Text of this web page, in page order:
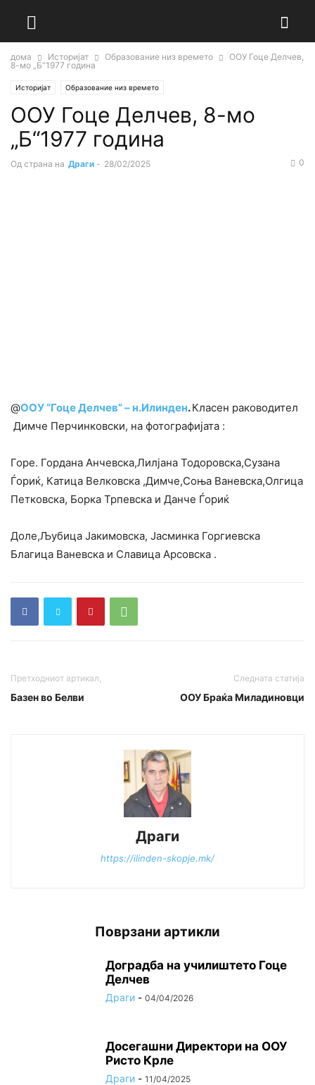
дома Историјат Образование низ времето
ООУ Гоце Делчев,
8-мо „Б“1977 година
Историјат Образование низ времето
ООУ Гоце Делчев, 8-мо
„Б“1977 година
Од страна на Драги - 28/02/2025 0
@OOУ “Гоце Делчев” – н.Илинден.Класен раководител
Димче Перчинковски, на фотографијата :
Горе. Гордана Анчевска,Лилјана Тодоровска,Сузана
Ѓориќ, Катица Велковска ,Димче,Соња Ваневска,Олгица
Петковска, Борка Трпевска и Данче Ѓориќ
Доле,Љубица Јакимовска, Јасминка Горгиевска
Благица Ваневска и Славица Арсовска .
Претходниот артикал,
Базен во Белви
Следната статија
ООУ Браќа Миладиновци
Драги
https://ilinden-skopje.mk/
Поврзани артикли
Доградба на училиштето Гоце
Делчев
Драги - 04/04/2026
Досегашни Директори на ООУ
Ристо Крле
Драги - 11/04/2025